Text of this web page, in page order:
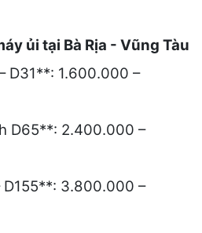
ủi tại Bà Rịa - Vũng Tàu
D31**: 1.600.000 –
D65**: 2.400.000 –
3.800.000 –